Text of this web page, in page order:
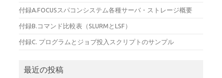
付録A.FOCUSスパコンシステム各種サーバ・ストレージ概要
付録B.コマンド比較表（SLURMとLSF）
付録C. プログラムとジョブ投入スクリプトのサンプル
最近の投稿